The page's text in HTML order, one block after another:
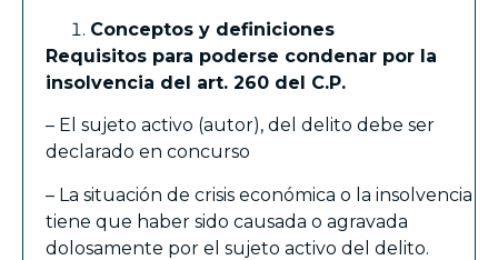
Conceptos y definiciones
Requisitos para poderse condenar por la
insolvencia del art. 260 del C.P.
– El sujeto activo (autor), del delito debe ser
declarado en concurso
– La situación de crisis económica o la insolvencia
tiene que haber sido causada o agravada
dolosamente por el sujeto activo del delito.